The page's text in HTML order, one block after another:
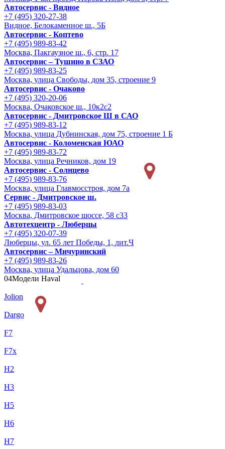
Автосервис - Видное
+7 (495) 320-27-38
Видное, Белокаменное ш., 5Б
Автосервис - Коптево
+7 (495) 989-83-42
Москва, Пакгаузное ш., 6, стр. 17
Автосервис – Тушино в СЗАО
+7 (495) 989-83-25
Москва, улица Свободы, дом 35, строение 9
Автосервис - Очаково
+7 (495) 320-20-06
Москва, Очаковское ш., 10к2с2
Автосервис - Дмитровское Ш в САО
+7 (495) 989-83-12
Москва, улица Дубнинская, дом 75, строение 1 Б
Автосервис - Коломенская ЮАО
+7 (495) 989-83-72
Москва, улица Речников, дом 19
Автосервис - Солнцево
+7 (495) 989-83-76
Москва, улица Главмосстроя, дом 7а
Сервис - Дмитровское ш.
+7 (495) 989-83-03
Москва, Дмитровское шоссе, 58 с33
Автотехцентр - Люберцы
+7 (495) 320-07-39
Люберцы, ул. 65 лет Победы, 1, лит.Ч
Автосервис – Мичуринский
+7 (495) 989-83-26
Москва, улица Удальцова, дом 60
04Модели Haval
Jolion
Dargo
F7
F7x
H2
H3
H5
H6
H7